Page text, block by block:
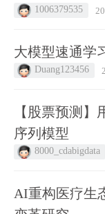
1006379535
大模型速通学
Duang123456
【股票预测
序列模型
8000_cdabigdata
AI重构医疗生